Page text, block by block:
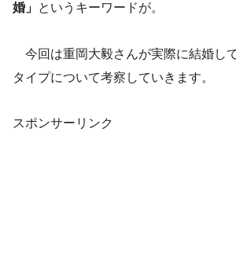
婚」 というキーワードが。
今回は重岡大毅さんが実際に結婚し
タイプについて考察していきます。
スポンサーリンク